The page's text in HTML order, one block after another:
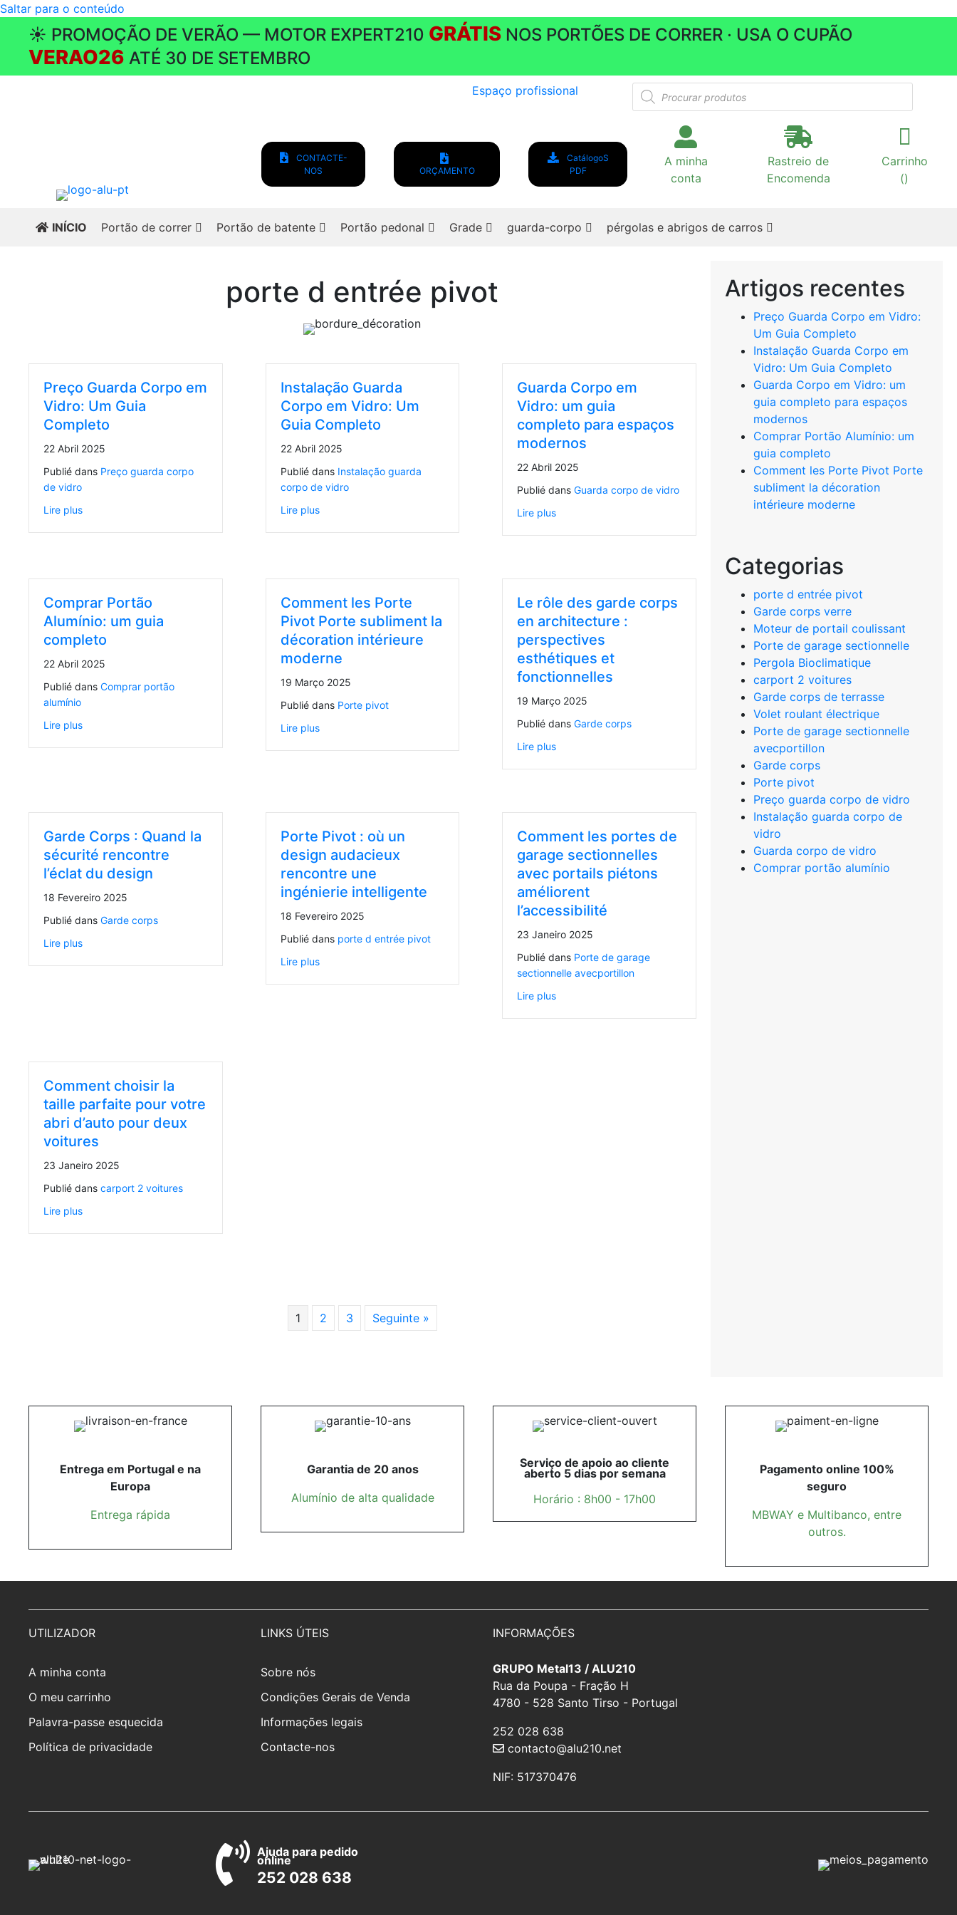
Saltar para o conteúdo
☀️ PROMOÇÃO DE VERÃO — MOTOR EXPERT210 GRÁTIS NOS PORTÕES DE CORRER · USA O CUPÃO
VERAO26 ATÉ 30 DE SETEMBRO
Espaço profissional
Products
search
CONTACTE-
NOS
ORÇAMENTO
CatálogoS
PDF
A minha
conta
Rastreio de
Encomenda
Carrinho
()
INÍCIO Portão de correr Portão de batente Portão pedonal Grade guarda-corpo pérgolas e abrigos de carros
porte d entrée pivot
Preço Guarda Corpo em
Vidro: Um Guia
Completo
22 Abril 2025
Publié dans Preço guarda corpo
de vidro
Lire plus
Instalação Guarda
Corpo em Vidro: Um
Guia Completo
22 Abril 2025
Publié dans Instalação guarda
corpo de vidro
Lire plus
Guarda Corpo em
Vidro: um guia
completo para espaços
modernos
22 Abril 2025
Publié dans Guarda corpo de vidro
Lire plus
Comprar Portão
Alumínio: um guia
completo
22 Abril 2025
Publié dans Comprar portão
alumínio
Lire plus
Comment les Porte
Pivot Porte subliment la
décoration intérieure
moderne
19 Março 2025
Publié dans Porte pivot
Lire plus
Le rôle des garde corps
en architecture :
perspectives
esthétiques et
fonctionnelles
19 Março 2025
Publié dans Garde corps
Lire plus
Garde Corps : Quand la
sécurité rencontre
l’éclat du design
18 Fevereiro 2025
Publié dans Garde corps
Lire plus
Porte Pivot : où un
design audacieux
rencontre une
ingénierie intelligente
18 Fevereiro 2025
Publié dans porte d entrée pivot
Lire plus
Comment les portes de
garage sectionnelles
avec portails piétons
améliorent
l’accessibilité
23 Janeiro 2025
Publié dans Porte de garage
sectionnelle avecportillon
Lire plus
Comment choisir la
taille parfaite pour votre
abri d’auto pour deux
voitures
23 Janeiro 2025
Publié dans carport 2 voitures
Lire plus
1 2 3 Seguinte »
Artigos recentes
Preço Guarda Corpo em Vidro:
Um Guia Completo
Instalação Guarda Corpo em
Vidro: Um Guia Completo
Guarda Corpo em Vidro: um
guia completo para espaços
modernos
Comprar Portão Alumínio: um
guia completo
Comment les Porte Pivot Porte
subliment la décoration
intérieure moderne
Categorias
porte d entrée pivot
Garde corps verre
Moteur de portail coulissant
Porte de garage sectionnelle
Pergola Bioclimatique
carport 2 voitures
Garde corps de terrasse
Volet roulant électrique
Porte de garage sectionnelle
avecportillon
Garde corps
Porte pivot
Preço guarda corpo de vidro
Instalação guarda corpo de
vidro
Guarda corpo de vidro
Comprar portão alumínio
Entrega em Portugal e na
Europa
Entrega rápida
Garantia de 20 anos
Alumínio de alta qualidade
Serviço de apoio ao cliente
aberto 5 dias por semana
Horário : 8h00 - 17h00
Pagamento online 100%
seguro
MBWAY e Multibanco, entre
outros.
UTILIZADOR
A minha conta
O meu carrinho
Palavra-passe esquecida
Política de privacidade
LINKS ÚTEIS
Sobre nós
Condições Gerais de Venda
Informações legais
Contacte-nos
INFORMAÇÕES
GRUPO Metal13 / ALU210
Rua da Poupa - Fração H
4780 - 528 Santo Tirso - Portugal
252 028 638
contacto@alu210.net
NIF: 517370476
Ajuda para pedido
online
252 028 638